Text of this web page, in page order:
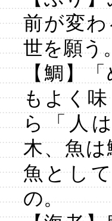
前が変
世を願う
【鯛】
もよく
ら「人
木、魚
魚とし
の。